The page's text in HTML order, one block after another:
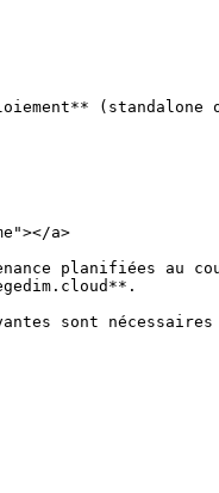
(standalone
a>
planifiées au
sont